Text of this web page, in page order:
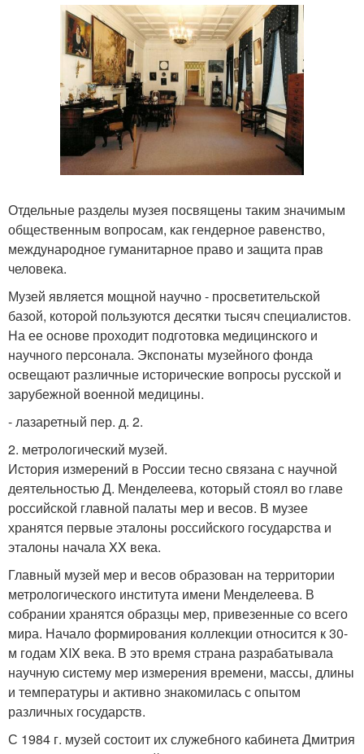
Отдельные разделы музея посвящены таким значимым
общественным вопросам, как гендерное равенство,
международное гуманитарное право и защита прав
человека.
Музей является мощной научно - просветительской
базой, которой пользуются десятки тысяч специалистов.
На ее основе проходит подготовка медицинского и
научного персонала. Экспонаты музейного фонда
освещают различные исторические вопросы русской и
зарубежной военной медицины.
- лазаретный пер. д. 2.
2. метрологический музей.
История измерений в России тесно связана с научной
деятельностью Д. Менделеева, который стоял во главе
российской главной палаты мер и весов. В музее
хранятся первые эталоны российского государства и
эталоны начала XX века.
Главный музей мер и весов образован на территории
метрологического института имени Менделеева. В
собрании хранятся образцы мер, привезенные со всего
мира. Начало формирования коллекции относится к 30-
м годам XIX века. В это время страна разрабатывала
научную систему мер измерения времени, массы, длины
и температуры и активно знакомилась с опытом
различных государств.
С 1984 г. музей состоит их служебного кабинета Дмитрия